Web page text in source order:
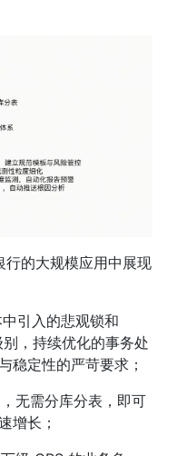
行的大规模应用中展现
引入的悲观锁和
，持续优化的事务处
稳定性的严苛要求；
无需分库分表，即可
增长；